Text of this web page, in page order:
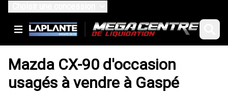
Mazda CX-90 d'occasion
usagés à vendre à Gaspé